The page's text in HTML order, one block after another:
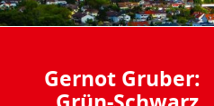
Gernot Gruber: